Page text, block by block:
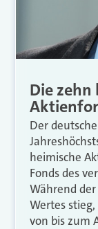
Die
Der
heimische
Fonds des
Während
Wertes
von bis zum